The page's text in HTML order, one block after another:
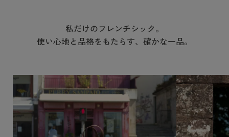
私だけのフレンチシック。
使い心地と品格をもたらす、確かな一品。